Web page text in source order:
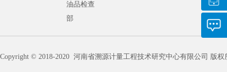
油品检查
部
Copyright © 2018-2020 河南省溯源计量工程技术研究中心有限公司 版